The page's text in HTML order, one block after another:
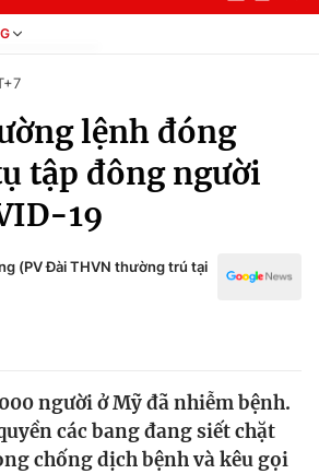
trí
lệnh đóng
tập đông người
19
(PV Đài THVN thường trú tại
người ở Mỹ đã nhiễm bệnh.
các bang đang siết chặt
chống dịch bệnh và kêu gọi